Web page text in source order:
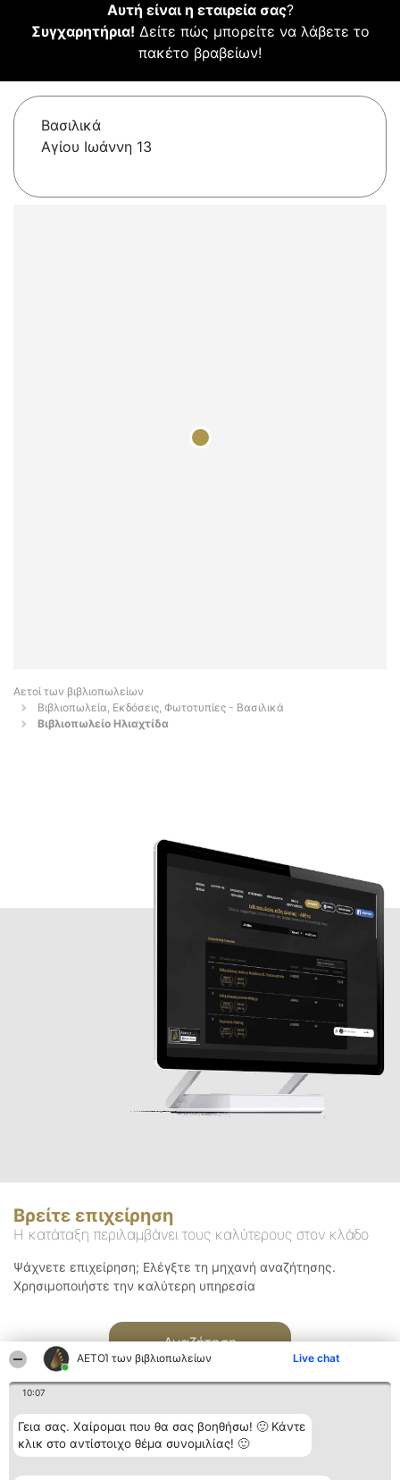
ΑΕΤΟΊ των βιβλιοπωλείων Live chat
10:07
Γεια σας. Χαίρομαι που θα σας βοηθήσω! 🙂 Κάντε
κλικ στο αντίστοιχο θέμα συνομιλίας! 🙂
Αυτή είναι η εταιρεία σας?
Συγχαρητήρια! Δείτε πώς μπορείτε να λάβετε το
πακέτο βραβείων!
Βασιλικά
Αγίου Ιωάννη 13
Αετοί των βιβλιοπωλείων
Βιβλιοπωλεία, Εκδόσεις, Φωτοτυπίες - Βασιλικά
Βιβλιοπωλείο Ηλιαχτίδα
Βρείτε επιχείρηση
Η κατάταξη περιλαμβάνει τους καλύτερους στον κλάδο
Ψάχνετε επιχείρηση; Ελέγξτε τη μηχανή αναζήτησης.
Χρησιμοποιήστε την καλύτερη υπηρεσία
Αναζήτηση
Διοργανωτής της
Κατάταξη Επικοινωνία